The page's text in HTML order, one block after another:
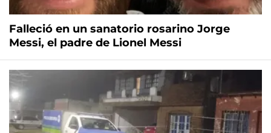
Falleció en un sanatorio rosarino Jorge
Messi, el padre de Lionel Messi